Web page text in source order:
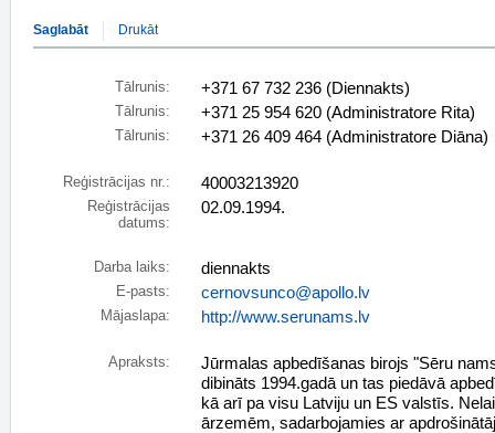
Saglabāt Drukāt
Tālrunis: +371 67 732 236 (Diennakts)
Tālrunis: +371 25 954 620 (Administratore Rita)
Tālrunis: +371 26 409 464 (Administratore Diāna)
Reģistrācijas nr.: 40003213920
Reģistrācijas
datums:
02.09.1994.
Darba laiks: diennakts
E-pasts: cernovsunco@apollo.lv
Mājaslapa: http://www.serunams.lv
Apraksts:
Jūrmalas apbedīšanas birojs "Sēru
dibināts 1994.gadā un tas piedāvā
kā arī pa visu Latviju un ES valstīs.
ārzemēm, sadarbojamies ar